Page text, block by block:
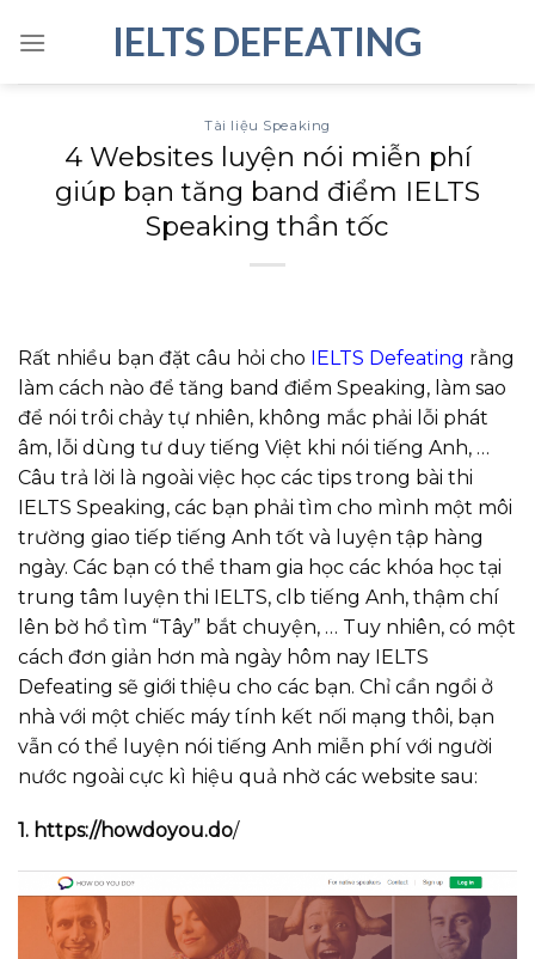
IELTS DEFEATING
Tài liệu Speaking
4 Websites luyện nói miễn phí
giúp bạn tăng band điểm IELTS
Speaking thần tốc
Rất nhiều bạn đặt câu hỏi cho IELTS Defeating rằng
làm cách nào để tăng band điểm Speaking, làm sao
để nói trôi chảy tự nhiên, không mắc phải lỗi phát
âm, lỗi dùng tư duy tiếng Việt khi nói tiếng Anh, …
Câu trả lời là ngoài việc học các tips trong bài thi
IELTS Speaking, các bạn phải tìm cho mình một môi
trường giao tiếp tiếng Anh tốt và luyện tập hàng
ngày. Các bạn có thể tham gia học các khóa học tại
trung tâm luyện thi IELTS, clb tiếng Anh, thậm chí
lên bờ hồ tìm “Tây” bắt chuyện, … Tuy nhiên, có một
cách đơn giản hơn mà ngày hôm nay IELTS
Defeating sẽ giới thiệu cho các bạn. Chỉ cần ngồi ở
nhà với một chiếc máy tính kết nối mạng thôi, bạn
vẫn có thể luyện nói tiếng Anh miễn phí với người
nước ngoài cực kì hiệu quả nhờ các website sau:
1. https://howdoyou.do/